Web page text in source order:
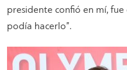
presidente confió en mí,
podía hacerlo”.